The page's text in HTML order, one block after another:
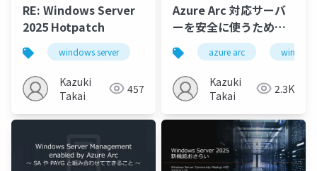
RE: Windows Server
2025 Hotpatch
windows server azure arc windows server 2025
Kazuki
Takai
457
Azure Arc 対応サーバ
ーを安全に使うための
Tips
azure arc windows
Kazuki
Takai
2.3K